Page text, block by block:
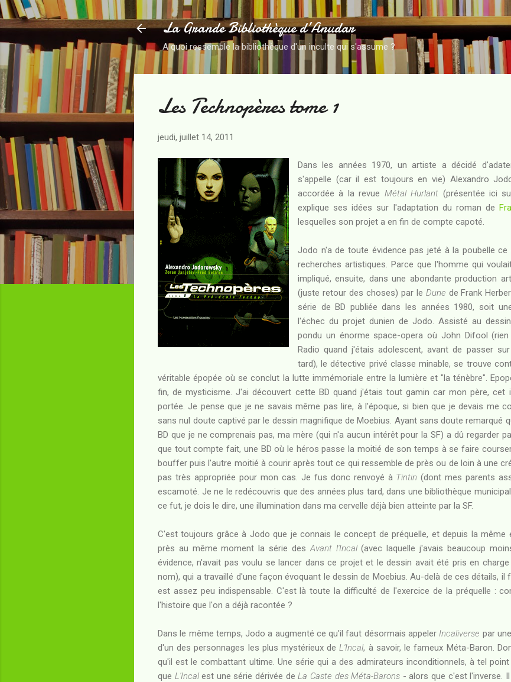
Accéder au contenu principal
La Grande Bibliothèque d’Anudar
A quoi ressemble la bibliothèque d'un inculte qui s'assume ?
Les Technopères tome 1
jeudi, juillet 14, 2011
Dans les années 1970, un artiste a décidé
s'appelle (car il est toujours en vie) Alexandro
accordée à la revue Métal Hurlant (présentée ici
explique ses idées sur l'adaptation du roman de
lesquelles son projet a en fin de compte capoté.
Jodo n'a de toute évidence pas jeté à la poubelle
recherches artistiques. Parce que l'homme qui
impliqué, ensuite, dans une abondante production
(juste retour des choses) par le Dune de Frank
série de BD publiée dans les années 1980, soit
l'échec du projet dunien de Jodo. Assisté au
pondu un énorme space-opera où John Difool
Radio quand j'étais adolescent, avant de passer
tard), le détective privé classe minable, se trouve
véritable épopée où se conclut la lutte immémoriale entre la lumière et "la ténèbre".
fin, de mysticisme. J'ai découvert cette BD quand j'étais tout gamin car mon père, cet
portée. Je pense que je ne savais même pas lire, à l'époque, si bien que je devais me
sans nul doute captivé par le dessin magnifique de Moebius. Ayant sans doute remarqué
BD que je ne comprenais pas, ma mère (qui n'a aucun intérêt pour la SF) a dû regarder
que tout compte fait, une BD où le héros passe la moitié de son temps à se faire
bouffer puis l'autre moitié à courir après tout ce qui ressemble de près ou de loin à une
pas très appropriée pour mon cas. Je fus donc renvoyé à Tintin (dont mes parents
escamoté. Je ne le redécouvris que des années plus tard, dans une bibliothèque
ce fut, je dois le dire, une illumination dans ma cervelle déjà bien atteinte par la SF.
C'est toujours grâce à Jodo que je connais le concept de préquelle, et depuis la même
près au même moment la série des Avant l'Incal(avec laquelle j'avais beaucoup
évidence, n'avait pas voulu se lancer dans ce projet et le dessin avait été pris en
nom), qui a travaillé d'une façon évoquant le dessin de Moebius. Au-delà de ces détails, il
est assez peu indispensable. C'est là toute la difficulté de l'exercice de la préquelle :
l'histoire que l'on a déjà racontée ?
Dans le même temps, Jodo a augmenté ce qu'il faut désormais appeler Incaliverse par
d'un des personnages les plus mystérieux deL'Incal, à savoir, le fameux Méta-Baron.
qu'il est le combattant ultime. Une série qui a des admirateurs inconditionnels, à tel
que L'Incalest une série dérivée deLa Caste des Méta-Barons - alors que c'est l'inverse.